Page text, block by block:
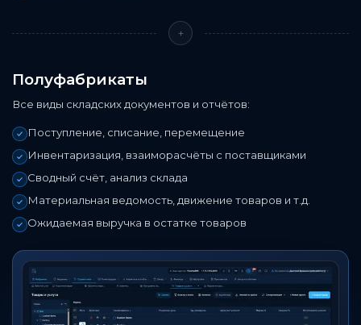
+
Полуфабрикаты
Все виды складских документов и отчётов:
Поступление, списание, перемещение
Инвентаризация, взаиморасчёты с поставщиками
Сводный счёт, анализ склада
Материальная ведомость, движение товаров и т.д.
Ожидаемая выручка в остатке товаров